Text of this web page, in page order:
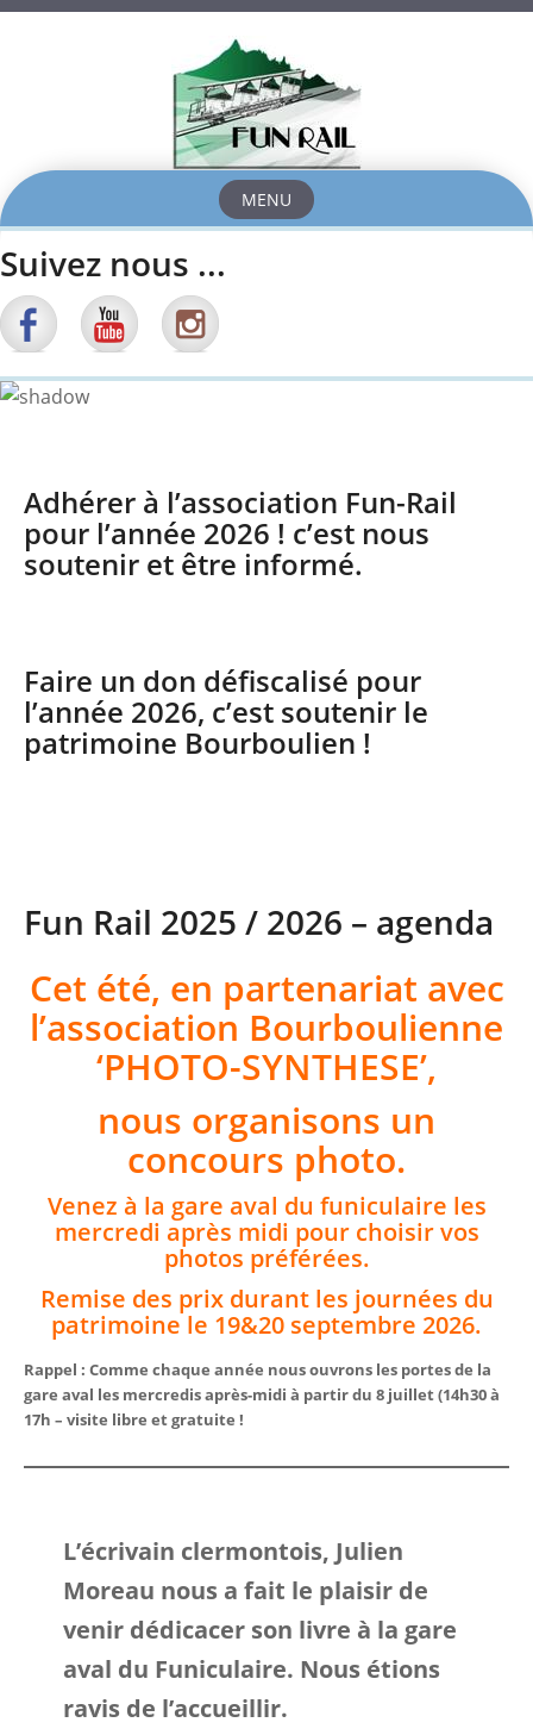
MENU
to
content
Suivez nous ...
Adhérer à l’association Fun-Rail
pour l’année 2026 ! c’est nous
soutenir et être informé.
Faire un don défiscalisé pour
l’année 2026, c’est soutenir le
patrimoine Bourboulien !
Fun Rail 2025 / 2026 – agenda
Cet été, en partenariat avec
l’association Bourboulienne
‘PHOTO-SYNTHESE’,
nous organisons un
concours photo.
Venez à la gare aval du funiculaire les
mercredi après midi pour choisir vos
photos préférées.
Remise des prix durant les journées du
patrimoine le 19&20 septembre 2026.
Rappel : Comme chaque année nous ouvrons les portes de la
gare aval les mercredis après-midi à partir du 8 juillet (14h30 à
17h – visite libre et gratuite !
L’écrivain clermontois, Julien
Moreau nous a fait le plaisir de
venir dédicacer son livre à la gare
aval du Funiculaire. Nous étions
ravis de l’accueillir.